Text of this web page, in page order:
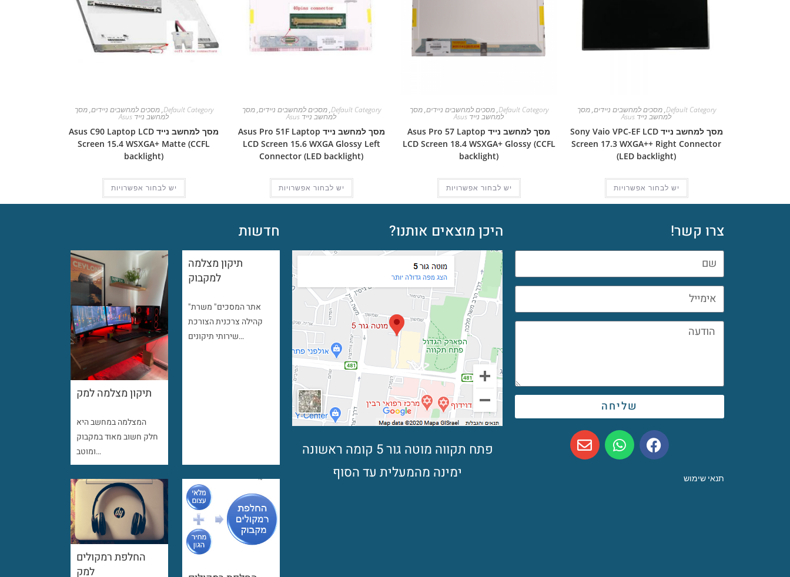
Default Category
,מסכים למחשבים ניידים,מסך
למחשב נייד Asus
מסך למחשב נייד Sony Vaio VPC-EF LCD
Screen 17.3 WXGA++ Right Connector
(LED backlight)
יש לבחור אפשרויות
Default Category
,מסכים למחשבים ניידים,מסך
למחשב נייד Asus
מסך למחשב נייד Asus Pro 57 Laptop
LCD Screen 18.4 WSXGA+ Glossy (CCFL
backlight)
יש לבחור אפשרויות
Default Category
,מסכים למחשבים ניידים,מסך
למחשב נייד Asus
מסך למחשב נייד Asus Pro 51F Laptop
LCD Screen 15.6 WXGA Glossy Left
Connector (LED backlight)
יש לבחור אפשרויות
Default Category
,מסכים למחשבים ניידים,מסך
למחשב נייד Asus
מסך למחשב נייד Asus C90 Laptop LCD
Screen 15.4 WSXGA+ Matte (CCFL
backlight)
יש לבחור אפשרויות
צרו קשר!
שליחה
תנאי שימוש
היכן מוצאים אותנו?
פתח תקווה מוטה גור 5 קומה ראשונה
ימינה מהמעלית עד הסוף
חדשות
תיקון מצלמה למק
המצלמה במחשב היא
חלק חשוב מאוד במקבוק
ומוטב…
תיקון מצלמה
למקבוק
"אתר המסכים" משרת
קהילה צרכנית הצורכת
שירותי תיקונים…
החלפת רמקולים
למק